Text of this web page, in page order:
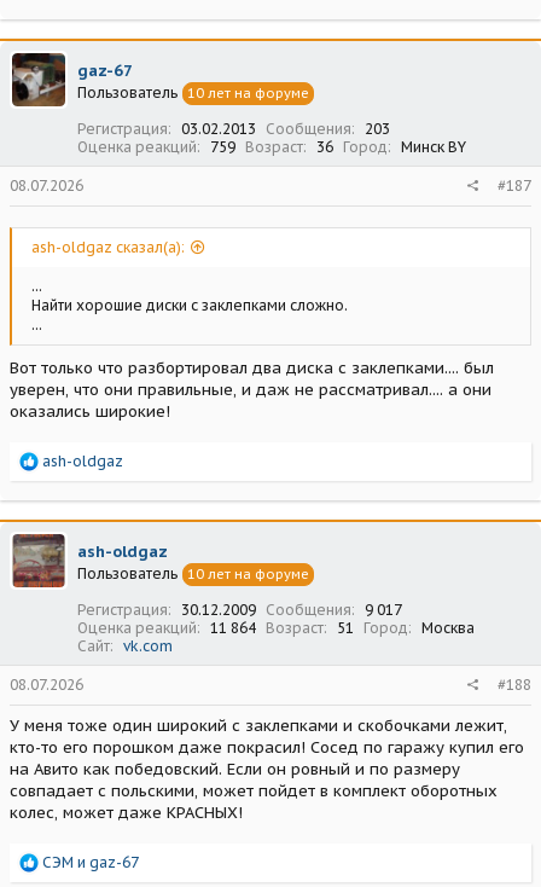
gaz-67
Пользователь 10 лет на форуме
Регистрация 03.02.2013 Сообщения
203
Оценка реакций
759 Возраст 36 Город Минск BY
08.07.2026 #187
ash-oldgaz сказал(а):
...
Найти хорошие диски с заклепками сложно.
...
Вот только что разбортировал два диска с заклепками.... был
уверен, что они правильные, и даж не рассматривал.... а они
оказались широкие!
Р
а
к
ц
и
и
ash-oldgaz
ash-oldgaz
Пользователь 10 лет на форуме
Регистрация 30.12.2009 Сообщения
9 017
Оценка реакций
11 864 Возраст 51 Город
Москва
Сайт
vk.com
08.07.2026 #188
У меня тоже один широкий с заклепками и скобочками лежит,
кто-то его порошком даже покрасил! Сосед по гаражу купил его
на Авито как победовский. Если он ровный и по размеру
совпадает с польскими, может пойдет в комплект оборотных
колес, может даже КРАСНЫХ!
Р
СЭМ и gaz-67